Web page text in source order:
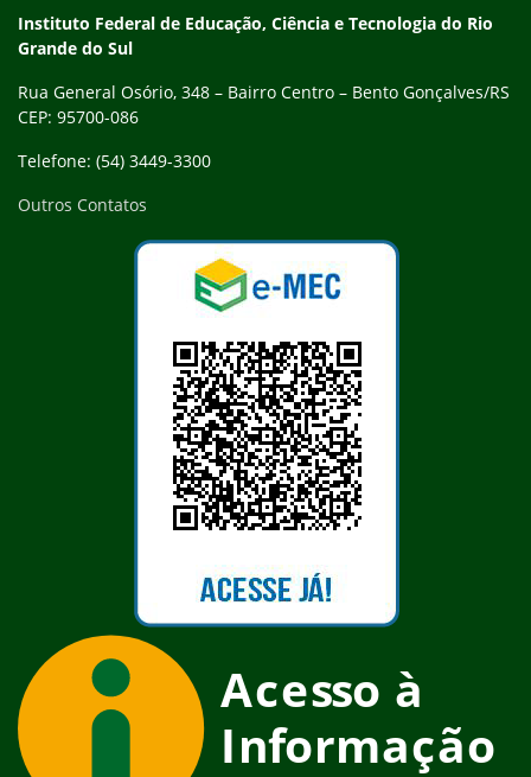
Contato
Instituto Federal de Educação, Ciência e Tecnologia do Rio
Grande do Sul
Rua General Osório, 348 – Bairro Centro – Bento Gonçalves/RS
CEP: 95700-086
Telefone: (54) 3449-3300
Outros Contatos